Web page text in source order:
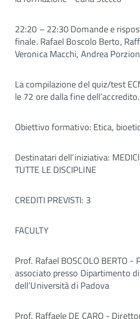
22:20 – 22:30 Domande e
finale. Rafael Boscolo Berto,
Veronica Macchi, Andrea
La compilazione del quiz/test
le 72 ore dalla fine dell’accredito.
Obiettivo formativo: Etica,
Destinatari dell’iniziativa:
TUTTE LE DISCIPLINE
CREDITI PREVISTI: 3
FACULTY
Prof. Rafael BOSCOLO BERTO -
associato presso Dipartimento
dell’Università di Padova
Prof. Raffaele DE CARO -